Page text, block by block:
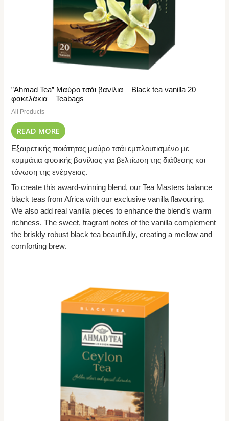
”Ahmad Tea” Μαύρο τσάι βανίλια – Black tea vanilla 20
φακελάκια – Teabags
All Products
READ MORE
Εξαιρετικής ποιότητας μαύρο τσάι εμπλουτισμένο με
κομμάτια φυσικής βανίλιας για βελτίωση της διάθεσης και
τόνωση της ενέργειας.
To create this award-winning blend, our Tea Masters balance
black teas from Africa with our exclusive vanilla flavouring.
We also add real vanilla pieces to enhance the blend’s warm
richness. The sweet, fragrant notes of the vanilla complement
the briskly robust black tea beautifully, creating a mellow and
comforting brew.